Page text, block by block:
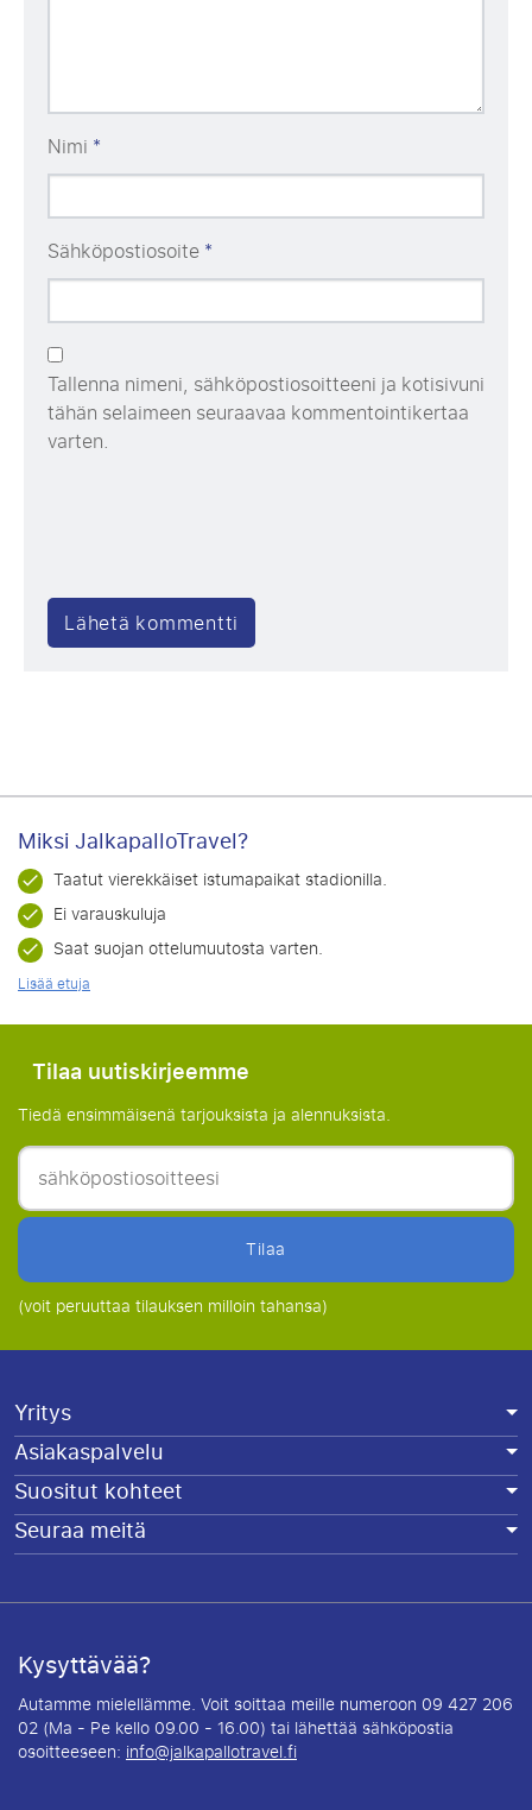
Nimi *
Sähköpostiosoite*
Tallenna nimeni, sähköpostiosoitteeni ja kotisivuni
tähän selaimeen seuraavaa kommentointikertaa
varten.
Miksi JalkapalloTravel?
Taatut vierekkäiset istumapaikat stadionilla.
Ei varauskuluja
Saat suojan ottelumuutosta varten.
Lisää etuja
Tilaa uutiskirjeemme
Tiedä ensimmäisenä tarjouksista ja alennuksista.
Tilaa
(voit peruuttaa tilauksen milloin tahansa)
Yritys
Asiakaspalvelu
Suositut kohteet
Seuraa meitä
Kysyttävää?
Autamme mielellämme. Voit soittaa meille numeroon 09 427 206
02 (Ma - Pe kello 09.00 - 16.00) tai lähettää sähköpostia
osoitteeseen: info@jalkapallotravel.fi